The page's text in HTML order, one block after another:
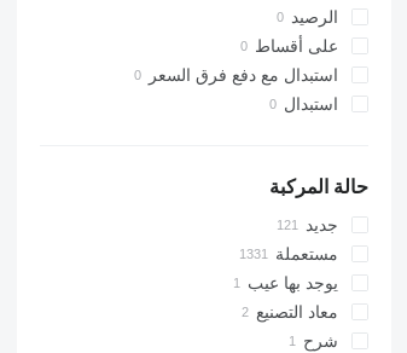
الرصيد
على أقساط
استبدال مع دفع فرق السعر
استبدال
حالة المركبة
جديد
مستعملة
يوجد بها عيب
معاد التصنيع
شرح